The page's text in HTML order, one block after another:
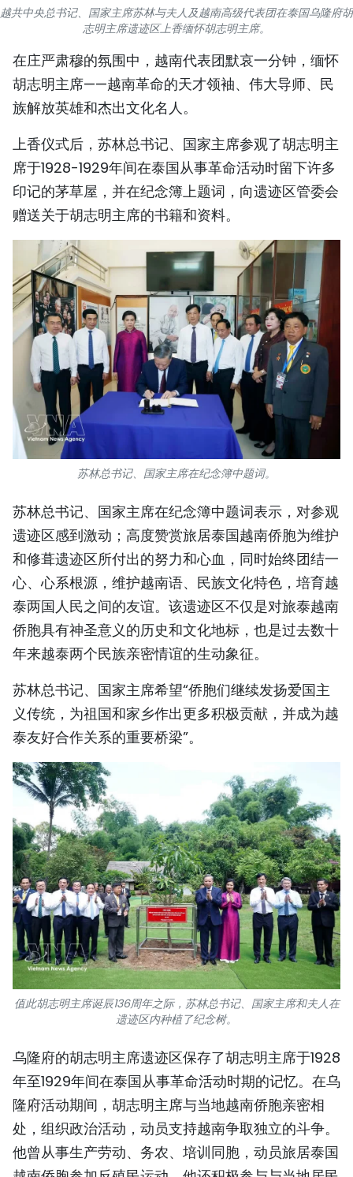
图库
人民报社简介
TIẾNG VIỆT
ENGLISH
FRANÇAIS
РУССКИЙ
ESPAÑOL
越共中央总书记、国家主席苏林与夫人及越南高级代表团在泰国乌隆府胡
志明主席遗迹区上香缅怀胡志明主席。
在庄严肃穆的氛围中，越南代表团默哀一分钟，缅怀
胡志明主席——越南革命的天才领袖、伟大导师、民
族解放英雄和杰出文化名人。
上香仪式后，苏林总书记、国家主席参观了胡志明主
席于1928-1929年间在泰国从事革命活动时留下许多
印记的茅草屋，并在纪念簿上题词，向遗迹区管委会
赠送关于胡志明主席的书籍和资料。
苏林总书记、国家主席在纪念簿中题词。
苏林总书记、国家主席在纪念簿中题词表示，对参观
遗迹区感到激动；高度赞赏旅居泰国越南侨胞为维护
和修葺遗迹区所付出的努力和心血，同时始终团结一
心、心系根源，维护越南语、民族文化特色，培育越
泰两国人民之间的友谊。该遗迹区不仅是对旅泰越南
侨胞具有神圣意义的历史和文化地标，也是过去数十
年来越泰两个民族亲密情谊的生动象征。
苏林总书记、国家主席希望“侨胞们继续发扬爱国主
义传统，为祖国和家乡作出更多积极贡献，并成为越
泰友好合作关系的重要桥梁”。
值此胡志明主席诞辰136周年之际，苏林总书记、国家主席和夫人在
遗迹区内种植了纪念树。
乌隆府的胡志明主席遗迹区保存了胡志明主席于1928
年至1929年间在泰国从事革命活动时期的记忆。在乌
隆府活动期间，胡志明主席与当地越南侨胞亲密相
处，组织政治活动，动员支持越南争取独立的斗争。
他曾从事生产劳动、务农、培训同胞，动员旅居泰国